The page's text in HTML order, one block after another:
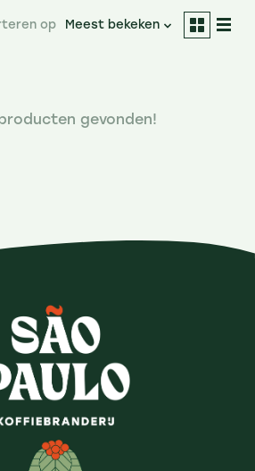
op Meest bekeken
gevonden!